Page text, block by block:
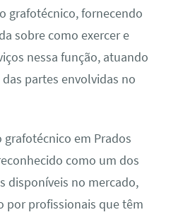
grafotécnico, fornecendo
sobre como exercer e
nessa função, atuando
partes envolvidas no
grafotécnico em Prados
como um dos
disponíveis no mercado,
por profissionais que têm